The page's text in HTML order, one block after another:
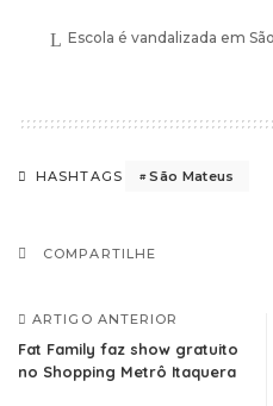
Escola é vandalizada em
HASHTAGS São Mateus
COMPARTILHE
ARTIGO ANTERIOR
Fat Family faz show gratuito
no Shopping Metrô Itaquera